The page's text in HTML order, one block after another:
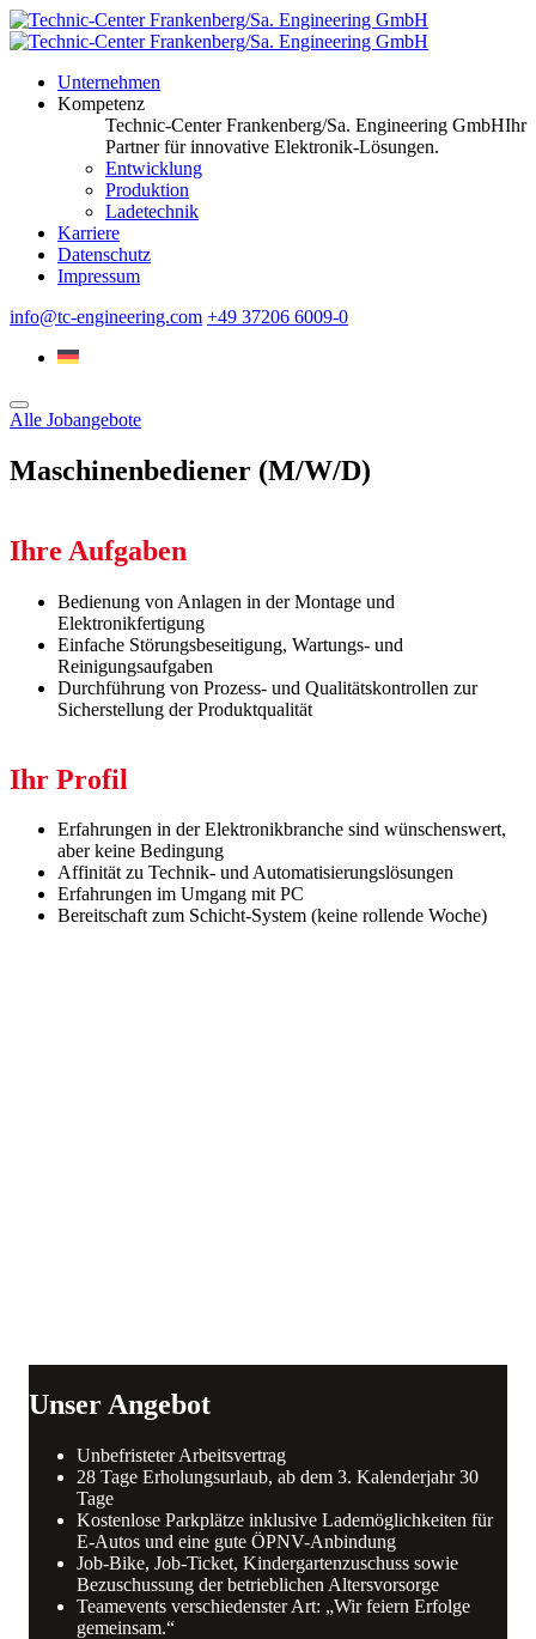
Unternehmen
Kompetenz
Technic-Center Frankenberg/Sa. Engineering GmbHIhr
Partner für innovative Elektronik-Lösungen.
Entwicklung
Produktion
Ladetechnik
Karriere
Datenschutz
Impressum
info@tc-engineering.com +49 37206 6009-0
Alle Jobangebote
Maschinenbediener (M/W/D)
Ihre Aufgaben
Bedienung von Anlagen in der Montage und
Elektronikfertigung
Einfache Störungsbeseitigung, Wartungs- und
Reinigungsaufgaben
Durchführung von Prozess- und Qualitätskontrollen zur
Sicherstellung der Produktqualität
Ihr Profil
Erfahrungen in der Elektronikbranche sind wünschenswert,
aber keine Bedingung
Affinität zu Technik- und Automatisierungslösungen
Erfahrungen im Umgang mit PC
Bereitschaft zum Schicht-System (keine rollende Woche)
Unser Angebot
Unbefristeter Arbeitsvertrag
28 Tage Erholungsurlaub, ab dem 3. Kalenderjahr 30
Tage
Kostenlose Parkplätze inklusive Lademöglichkeiten für
E-Autos und eine gute ÖPNV-Anbindung
Job-Bike, Job-Ticket, Kindergartenzuschuss sowie
Bezuschussung der betrieblichen Altersvorsorge
Teamevents verschiedenster Art: „Wir feiern Erfolge
gemeinsam.“